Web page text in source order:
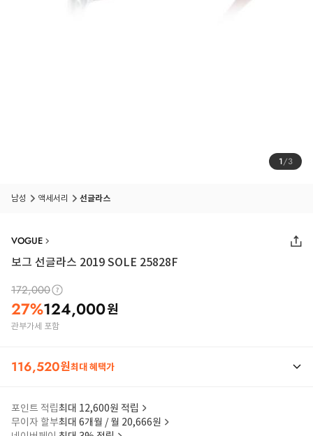
1/3
남성 액세서리 선글라스
VOGUE
보그 선글라스 2019 SOLE 25828F
172,000
27%124,000원
관부가세 포함
116,520원최대 혜택가
포인트 적립최대 12,600원 적립
무이자 할부최대 6개월 / 월 20,666원